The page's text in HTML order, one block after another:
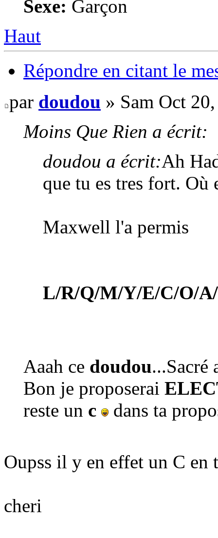
Sexe: Garçon
Haut
Répondre en citant le
par doudou » Sam Oct
Moins Que Rien a écrit:
doudou a écrit:Ah
que tu es tres fort.
Maxwell l'a permis
L/R/Q/M/Y/E/C/O/
Aaah ce doudou...Sacré
Bon je proposerai
reste un c dans ta
Oupss il y en effet un C en
cheri